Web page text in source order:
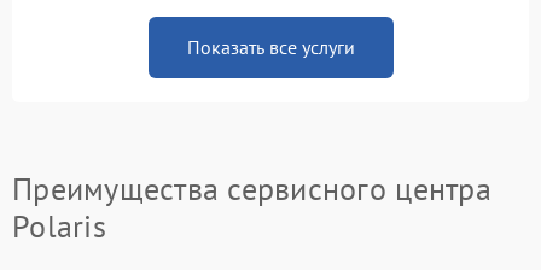
Показать все услуги
Преимущества сервисного центра
Polaris